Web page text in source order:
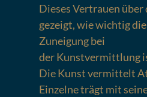
Dieses Vertrauen über
gezeigt, wie wichtig
Zuneigung bei
der Kunstvermittlung
Die Kunst vermittelt
Einzelne trägt mit